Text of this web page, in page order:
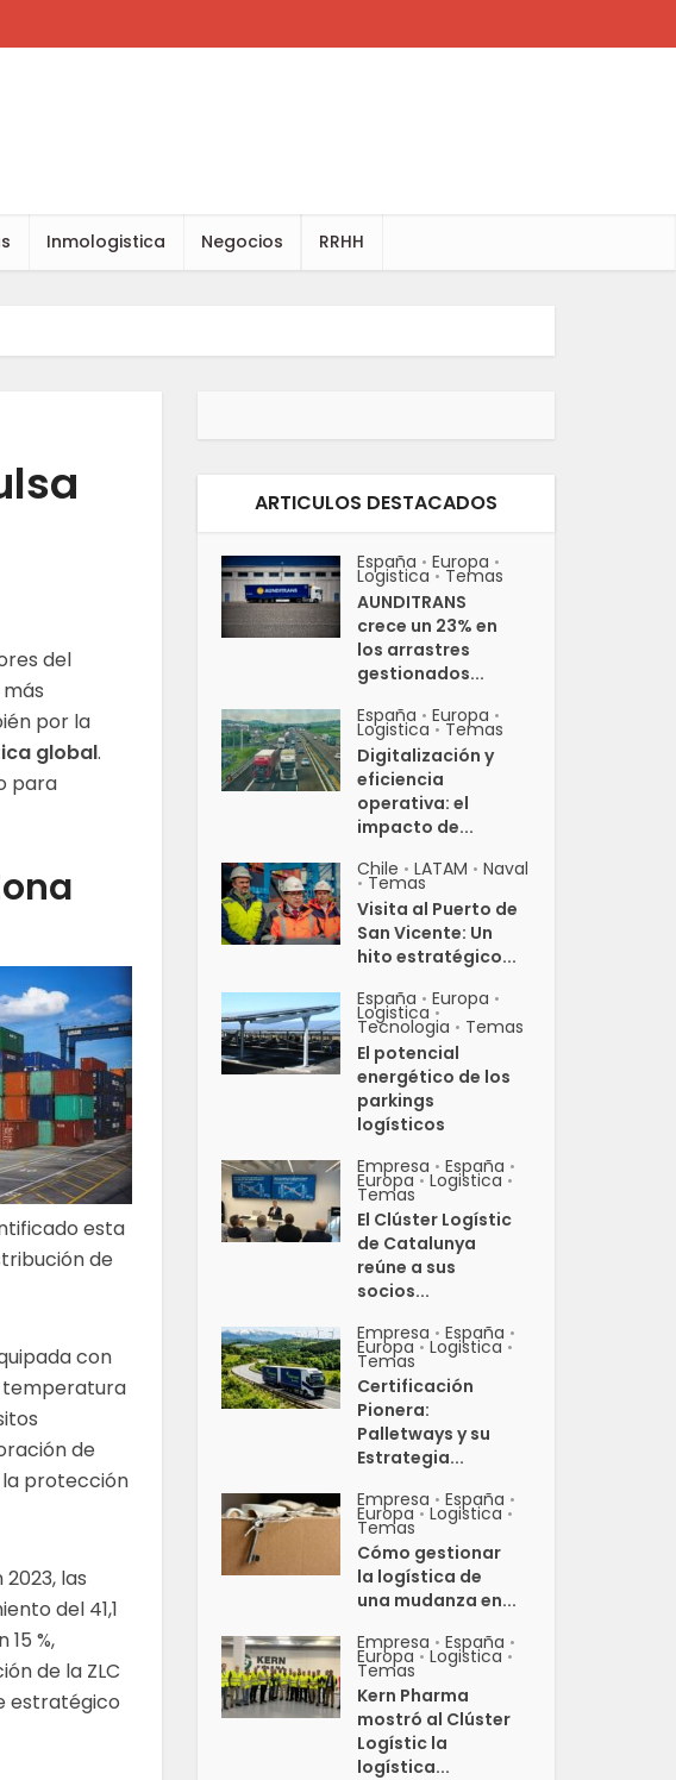
Inmologistica Negocios RRHH
del
por la
global.
para
esta
de
con
temperatura
de
la protección
las
del 41,1
%,
de la ZLC
estratégico
ARTICULOS DESTACADOS
España • Europa •
Logistica • Temas
AUNDITRANS
crece un 23% en
los arrastres
gestionados...
España • Europa •
Logistica • Temas
Digitalización y
eficiencia
operativa: el
impacto de...
Chile • LATAM • Naval
• Temas
Visita al Puerto de
San Vicente: Un
hito estratégico...
España • Europa •
Logistica •
Tecnologia • Temas
El potencial
energético de los
parkings
logísticos
Empresa • España •
Europa • Logistica •
Temas
El Clúster Logístic
de Catalunya
reúne a sus
socios...
Empresa • España •
Europa • Logistica •
Temas
Certificación
Pionera:
Palletways y su
Estrategia...
Empresa • España •
Europa • Logistica •
Temas
Cómo gestionar
la logística de
una mudanza en...
Empresa • España •
Europa • Logistica •
Temas
Kern Pharma
mostró al Clúster
Logístic la
logística...